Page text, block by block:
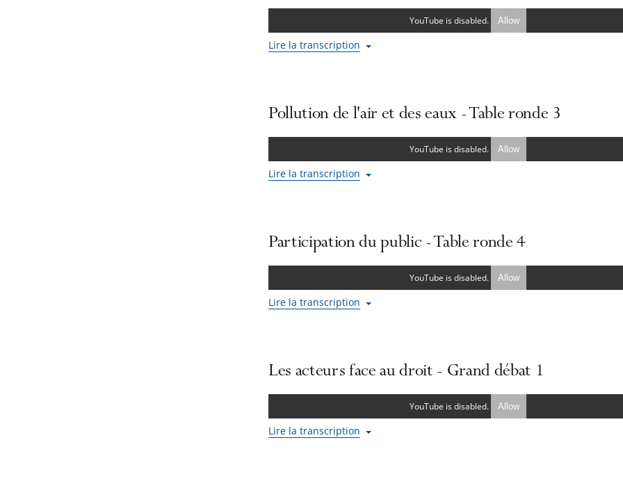
YouTube is disabled. Allow
Lire la transcription
Pollution de l'air et des eaux - Table ronde 3
YouTube is disabled. Allow
Lire la transcription
Participation du public - Table ronde 4
YouTube is disabled. Allow
Lire la transcription
Les acteurs face au droit - Grand débat 1
YouTube is disabled. Allow
Lire la transcription